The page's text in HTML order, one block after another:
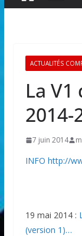
ACTUALITÉS
La
2014-
7 juin 2014
INFO http://
19 mai 2014 :
(version 1)…